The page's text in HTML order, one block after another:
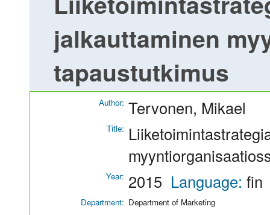
jalkauttaminen
tapaustutkimus
Author: Tervonen, Mikael
Title:
Year: 2015 Language: fin
Department: Department of Marketing